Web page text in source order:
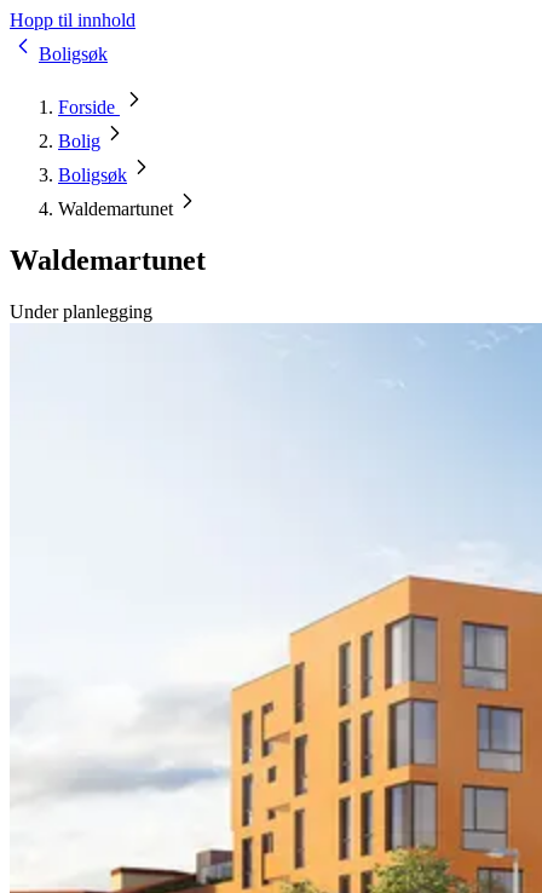
Hopp til innhold
Boligsøk
Forside
Bolig
Boligsøk
Waldemartunet
Waldemartunet
Under planlegging